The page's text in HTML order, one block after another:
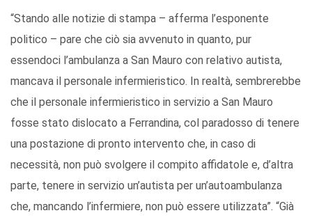
“Stando alle notizie di stampa – afferma l’esponente
politico – pare che ciò sia avvenuto in quanto, pur
essendoci l’ambulanza a San Mauro con relativo autista,
mancava il personale infermieristico. In realtà, sembrerebbe
che il personale infermieristico in servizio a San Mauro
fosse stato dislocato a Ferrandina, col paradosso di tenere
una postazione di pronto intervento che, in caso di
necessità, non può svolgere il compito affidatole e, d’altra
parte, tenere in servizio un’autista per un’autoambulanza
che, mancando l’infermiere, non può essere utilizzata”. “Già